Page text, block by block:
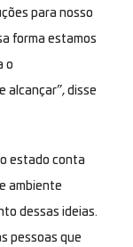
para nosso
forma estamos
o
alcançar”, disse
estado conta
ambiente
dessas ideias.
pessoas que